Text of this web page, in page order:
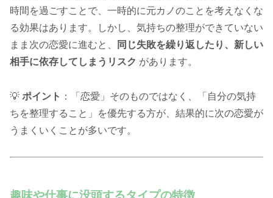
時間を過ごすことで、一時的に元カノのことを考えなくな
る効果はあります。しかし、気持ちの整理ができていない
まま次の恋愛に進むと、
同じ失敗を繰り返したり、新しい
相手に依存してしまうリスク があります。
💡 ポイント ：「恋愛」そのものではなく、「自分の気持
ちを整理すること」を優先する方が、結果的に次の恋愛が
うまくいくことが多いです。
趣味や仕事に没頭するタイプの特徴